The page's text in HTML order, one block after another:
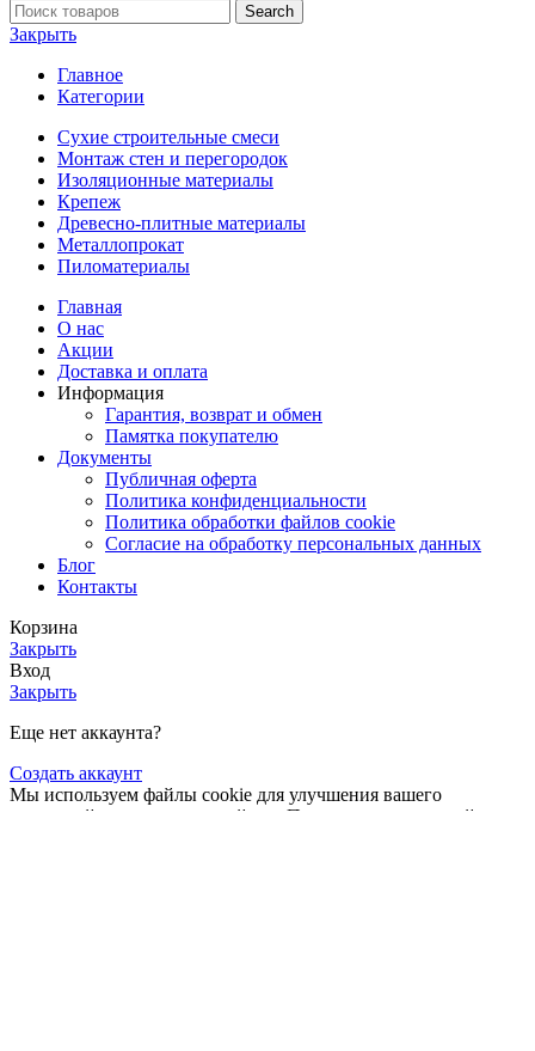
Search
Закрыть
Главное
Категории
Сухие строительные смеси
Монтаж стен и перегородок
Изоляционные материалы
Крепеж
Древесно-плитные материалы
Металлопрокат
Пиломатериалы
Главная
О нас
Акции
Доставка и оплата
Информация
Гарантия, возврат и обмен
Памятка покупателю
Документы
Публичная оферта
Политика конфиденциальности
Политика обработки файлов cookie
Согласие на обработку персональных данных
Блог
Контакты
Корзина
Закрыть
Вход
Закрыть
Еще нет аккаунта?
Создать аккаунт
Мы используем файлы cookie для улучшения вашего
взаимодействия с нашим сайтом. Просматривая этот сайт, вы